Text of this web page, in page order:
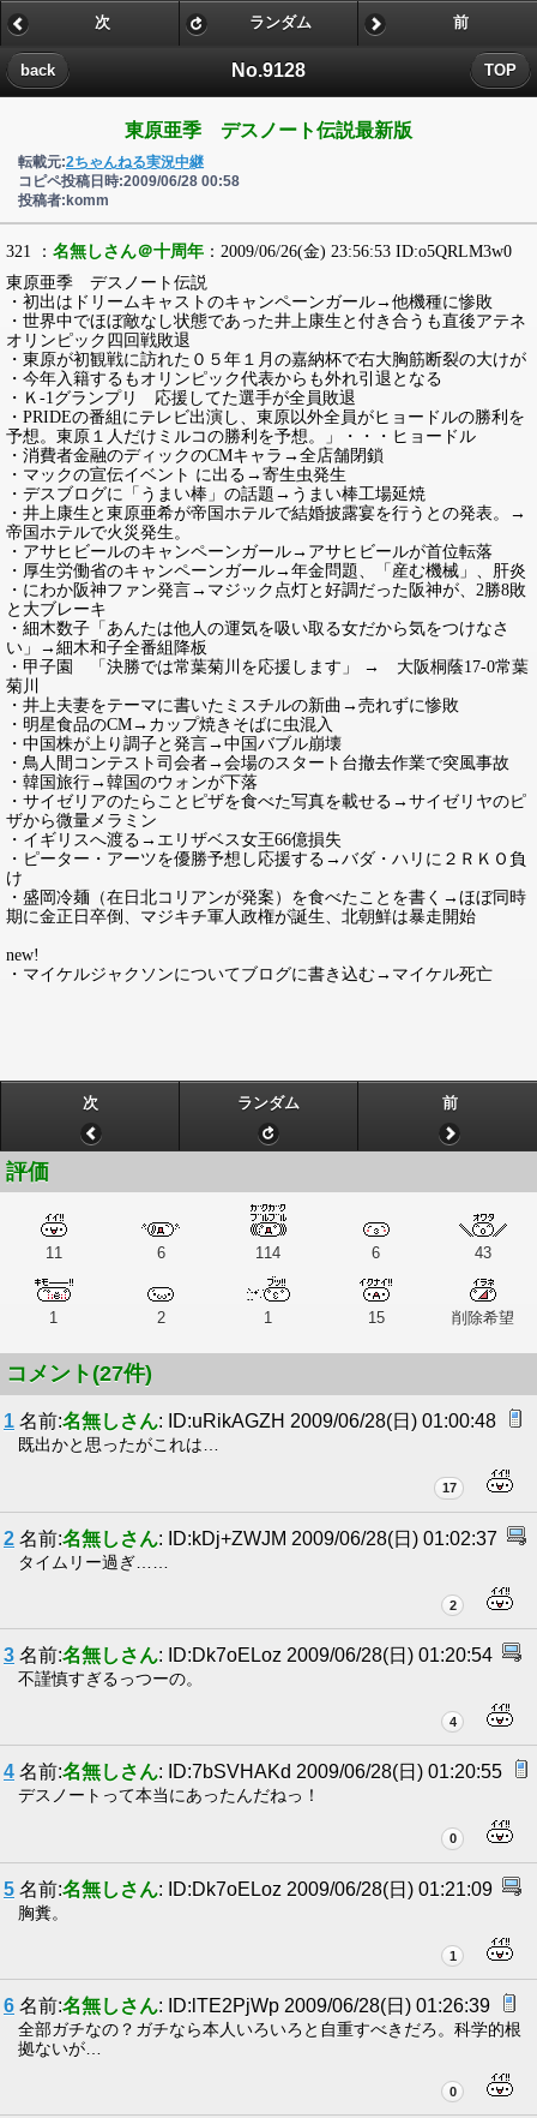
No.9128
back TOP
次 ランダム 前
東原亜季 デスノート伝説最新版
転載元:2ちゃんねる実況中継
コピペ投稿日時:2009/06/28 00:58
投稿者:komm
321 ： 名無しさん＠十周年 ：2009/06/26(金) 23:56:53 ID:o5QRLM3w0
東原亜季 デスノート伝説
・初出はドリームキャストのキャンペーンガール→他機種に惨敗
・世界中でほぼ敵なし状態であった井上康生と付き合うも直後アテネ
オリンピック四回戦敗退
・東原が初観戦に訪れた０５年１月の嘉納杯で右大胸筋断裂の大けが
・今年入籍するもオリンピック代表からも外れ引退となる
・Ｋ-1グランプリ 応援してた選手が全員敗退
・PRIDEの番組にテレビ出演し、東原以外全員がヒョードルの勝利を
予想。東原１人だけミルコの勝利を予想。」・・・ヒョードル
・消費者金融のディックのCMキャラ→全店舗閉鎖
・マックの宣伝イベント に出る→寄生虫発生
・デスブログに「うまい棒」の話題→うまい棒工場延焼
・井上康生と東原亜希が帝国ホテルで結婚披露宴を行うとの発表。→
帝国ホテルで火災発生。
・アサヒビールのキャンペーンガール→アサヒビールが首位転落
・厚生労働省のキャンペーンガール→年金問題、「産む機械」、肝炎
・にわか阪神ファン発言→マジック点灯と好調だった阪神が、2勝8敗
と大ブレーキ
・細木数子「あんたは他人の運気を吸い取る女だから気をつけなさ
い」→細木和子全番組降板
・甲子園 「決勝では常葉菊川を応援します」 → 大阪桐蔭17-0常葉
菊川
・井上夫妻をテーマに書いたミスチルの新曲→売れずに惨敗
・明星食品のCM→カップ焼きそばに虫混入
・中国株が上り調子と発言→中国バブル崩壊
・鳥人間コンテスト司会者→会場のスタート台撤去作業で突風事故
・韓国旅行→韓国のウォンが下落
・サイゼリアのたらことピザを食べた写真を載せる→サイゼリヤのピ
ザから微量メラミン
・イギリスへ渡る→エリザベス女王66億損失
・ピーター・アーツを優勝予想し応援する→バダ・ハリに２ＲＫＯ負
け
・盛岡冷麺（在日北コリアンが発案）を食べたことを書く→ほぼ同時
期に金正日卒倒、マジキチ軍人政権が誕生、北朝鮮は暴走開始
new!
・マイケルジャクソンについてブログに書き込む→マイケル死亡
次 ランダム 前
評価
11 6 114 6 43
1 2 1 15 削除希望
コメント(27件)
1 名前:名無しさん: ID:uRikAGZH 2009/06/28(日) 01:00:48
既出かと思ったがこれは…
17
2 名前:名無しさん: ID:kDj+ZWJM 2009/06/28(日) 01:02:37
タイムリー過ぎ……
2
3 名前:名無しさん: ID:Dk7oELoz 2009/06/28(日) 01:20:54
不謹慎すぎるっつーの。
4
4 名前:名無しさん: ID:7bSVHAKd 2009/06/28(日) 01:20:55
デスノートって本当にあったんだねっ！
0
5 名前:名無しさん: ID:Dk7oELoz 2009/06/28(日) 01:21:09
胸糞。
1
6 名前:名無しさん: ID:lTE2PjWp 2009/06/28(日) 01:26:39
全部ガチなの？ガチなら本人いろいろと自重すべきだろ。科学的根
拠ないが…
0